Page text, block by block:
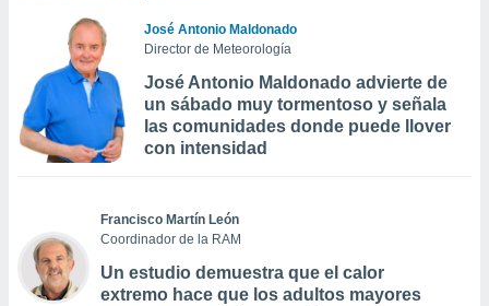
José Antonio Maldonado
Director de Meteorología
José Antonio Maldonado advierte de
un sábado muy tormentoso y señala
las comunidades donde puede llover
con intensidad
Francisco Martín León
Coordinador de la RAM
Un estudio demuestra que el calor
extremo hace que los adultos mayores